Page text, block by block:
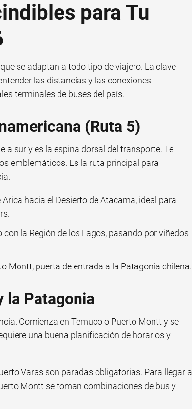
para Tu
se adaptan a todo tipo de viajero. La clave
las distancias y las conexiones
terminales de buses del país.
(Ruta 5)
a sur y es la espina dorsal del transporte. Te
emblemáticos. Es la ruta principal para
Arica hacia el Desierto de Atacama, ideal para
con la Región de los Lagos, pasando por viñedos
Montt, puerta de entrada a la Patagonia chilena.
la Patagonia
Comienza en Temuco o Puerto Montt y se
una buena planificación de horarios y
Varas son paradas obligatorias. Para llegar a
Montt se toman combinaciones de bus y